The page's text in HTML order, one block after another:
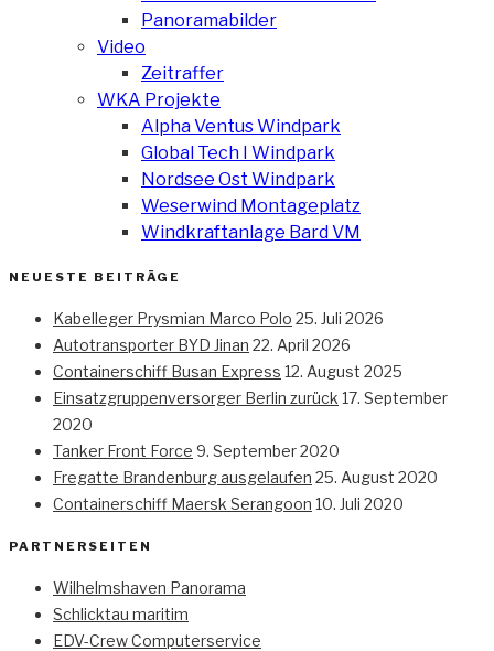
Panoramabilder
Video
Zeitraffer
WKA Projekte
Alpha Ventus Windpark
Global Tech I Windpark
Nordsee Ost Windpark
Weserwind Montageplatz
Windkraftanlage Bard VM
NEUESTE BEITRÄGE
Kabelleger Prysmian Marco Polo 25. Juli 2026
Autotransporter BYD Jinan 22. April 2026
Containerschiff Busan Express 12. August 2025
Einsatzgruppenversorger Berlin zurück 17. September
2020
Tanker Front Force 9. September 2020
Fregatte Brandenburg ausgelaufen 25. August 2020
Containerschiff Maersk Serangoon 10. Juli 2020
PARTNERSEITEN
Wilhelmshaven Panorama
Schlicktau maritim
EDV-Crew Computerservice